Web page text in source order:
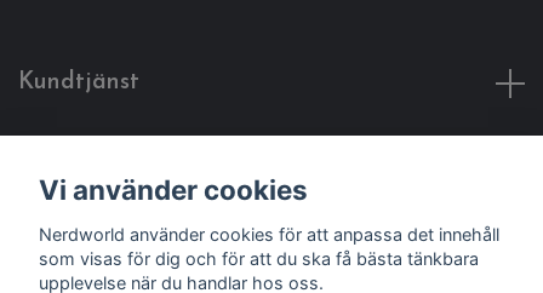
Kundtjänst
Sociala medier
Vi använder cookies
Nerdworld använder cookies för att anpassa det innehåll
som visas för dig och för att du ska få bästa tänkbara
upplevelse när du handlar hos oss.